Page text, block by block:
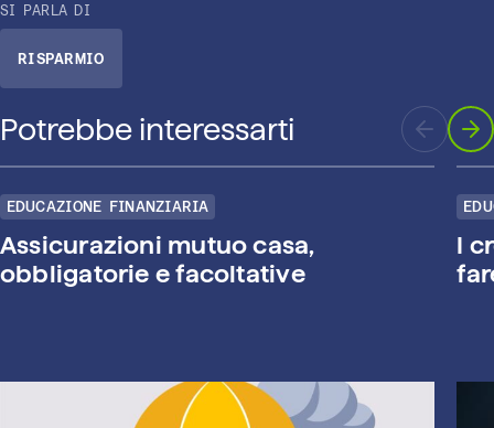
SI PARLA DI
RISPARMIO
Potrebbe interessarti
EDUCAZIONE FINANZIARIA
Assicurazioni mutuo casa,
obbligatorie e facoltative
I